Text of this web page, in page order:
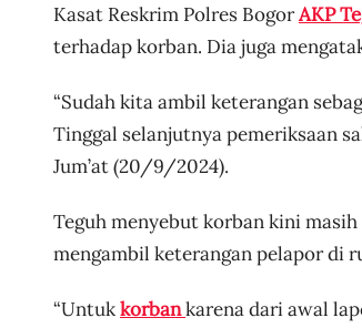
i
Kasat Reskrim Polres BogorAKP
terhadap korban. Dia juga
“Sudah kita ambil keterangan
Tinggal selanjutnya pemeriksaan
Jum’at (20/9/2024).
Teguh menyebut korban kini
mengambil keterangan pelapor di
“Untukkorbankarena dari awal